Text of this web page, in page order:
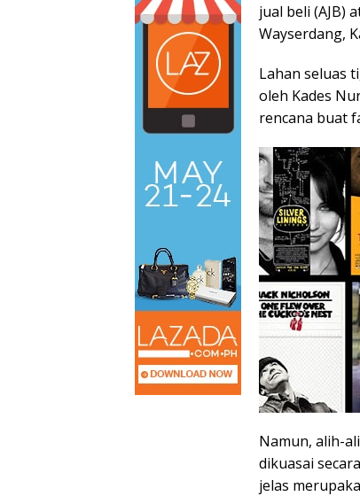
jual beli (AJB)
Wayserdang,
Lahan seluas
oleh Kades
rencana buat
Namun, alih-
dikuasai
jelas